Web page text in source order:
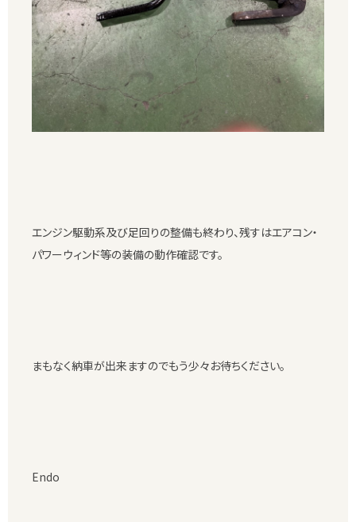
エンジン駆動系及び足回りの整備も終わり、残すはエアコン・
パワーウィンド等の装備の動作確認です。
まもなく納車が出来ますのでもう少々お待ちください。
Endo